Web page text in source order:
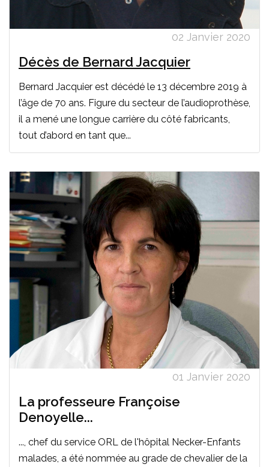
02 Janvier 2020
Décès de Bernard Jacquier
Bernard Jacquier est décédé le 13 décembre 2019 à
l’âge de 70 ans. Figure du secteur de l’audioprothèse,
il a mené une longue carrière du côté fabricants,
tout d’abord en tant que...
01 Janvier 2020
La professeure Françoise
Denoyelle...
..., chef du service ORL de l'hôpital Necker-Enfants
malades, a été nommée au grade de chevalier de la